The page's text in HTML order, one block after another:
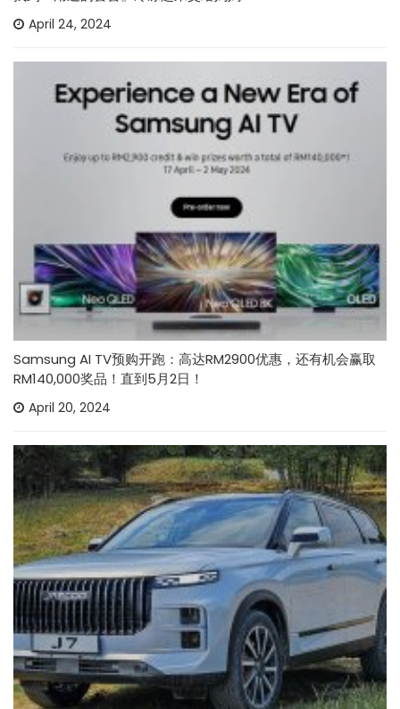
April 24, 2024
Samsung AI TV预购开跑：高达RM2900优惠，还有机会赢取
RM140,000奖品！直到5月2日！
April 20, 2024